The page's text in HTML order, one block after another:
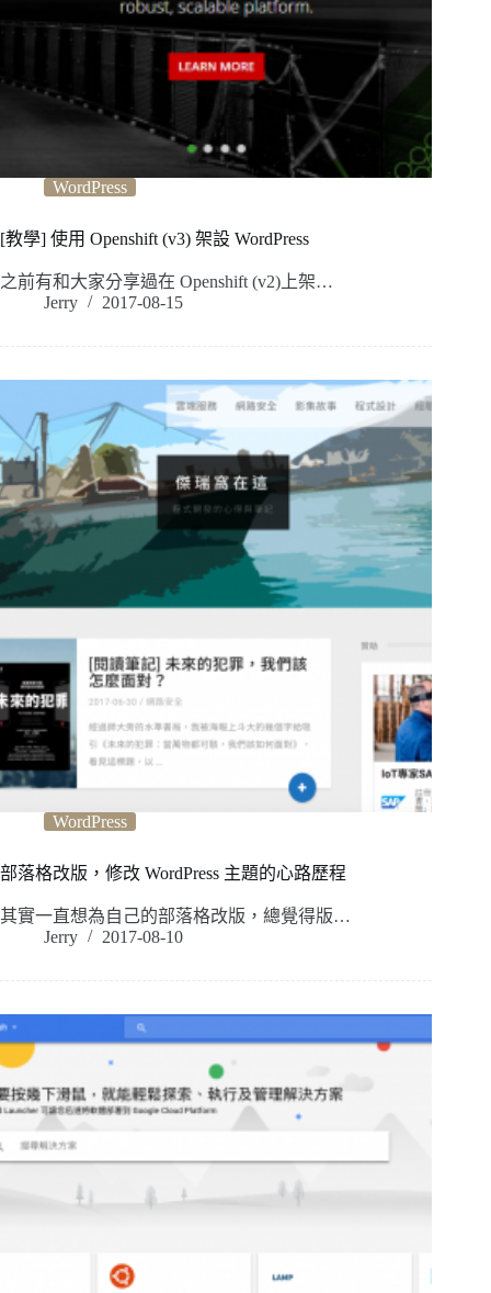
WordPress
[教學] 使用 Openshift (v3) 架設 WordPress
之前有和大家分享過在 Openshift (v2)上架…
Jerry
2017-08-15
WordPress
部落格改版，修改 WordPress 主題的心路歷程
其實一直想為自己的部落格改版，總覺得版…
Jerry
2017-08-10